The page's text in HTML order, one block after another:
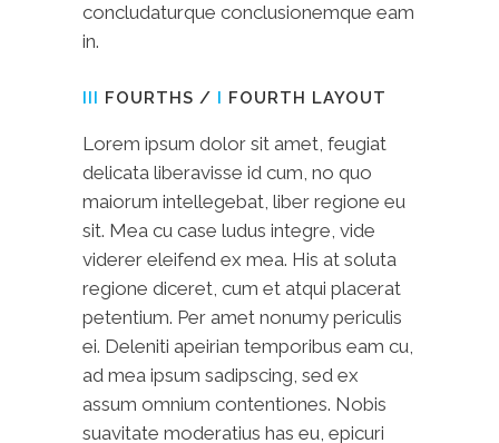
concludaturque conclusionemque eam
in.
III FOURTHS / I FOURTH LAYOUT
Lorem ipsum dolor sit amet, feugiat
delicata liberavisse id cum, no quo
maiorum intellegebat, liber regione eu
sit. Mea cu case ludus integre, vide
viderer eleifend ex mea. His at soluta
regione diceret, cum et atqui placerat
petentium. Per amet nonumy periculis
ei. Deleniti apeirian temporibus eam cu,
ad mea ipsum sadipscing, sed ex
assum omnium contentiones. Nobis
suavitate moderatius has eu, epicuri